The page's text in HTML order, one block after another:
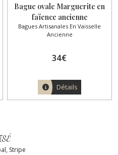
Bague ovale Marguerite en
faïence ancienne
L'Amandinoise – Acier
inoxydable doré
Bagues Artisanales En Vaisselle
Ancienne
34€
Détails
Stripe